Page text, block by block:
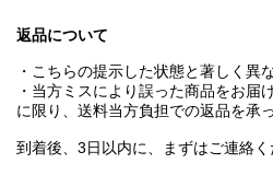
返品について
・こちらの提示した状態と著しく異
・当方ミスにより誤った商品をお届
に限り、送料当方負担での返品を承
到着後、3日以内に、まずはご連絡